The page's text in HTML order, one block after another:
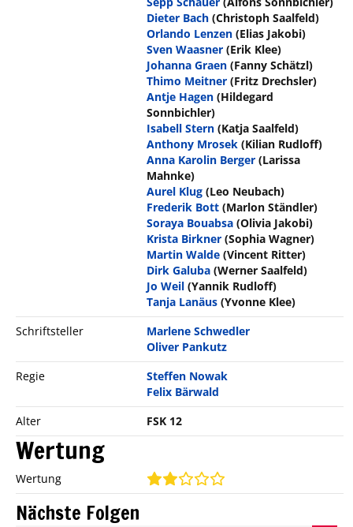
Dieter Bach (Christoph Saalfeld)
Orlando Lenzen (Elias Jakobi)
Sven Waasner (Erik Klee)
Johanna Graen (Fanny Schätzl)
Thimo Meitner (Fritz Drechsler)
Antje Hagen (Hildegard
Sonnbichler)
Isabell Stern (Katja Saalfeld)
Anthony Mrosek (Kilian Rudloff)
Anna Karolin Berger (Larissa
Mahnke)
Aurel Klug (Leo Neubach)
Frederik Bott (Marlon Ständler)
Soraya Bouabsa (Olivia Jakobi)
Krista Birkner (Sophia Wagner)
Martin Walde (Vincent Ritter)
Dirk Galuba (Werner Saalfeld)
Jo Weil (Yannik Rudloff)
Tanja Lanäus (Yvonne Klee)
Schriftsteller
Marlene Schwedler
Oliver Pankutz
Regie
Steffen Nowak
Felix Bärwald
Alter
FSK 12
Wertung
Wertung
Nächste Folgen